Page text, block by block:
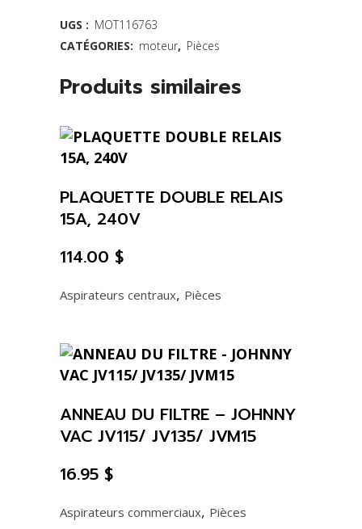
-
116763-
13
UGS : MOT116763
CATÉGORIES: moteur, Pièces
Produits similaires
Aspirateurs centraux, Pièces
PLAQUETTE DOUBLE RELAIS
15A, 240V
114.00 $
Aspirateurs commerciaux, Pièces
ANNEAU DU FILTRE – JOHNNY
VAC JV115/ JV135/ JVM15
16.95 $